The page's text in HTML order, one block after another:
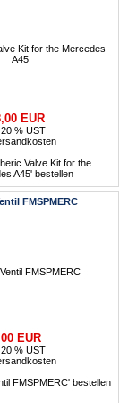
EUR
% UST
FMSPMERC
EUR
% UST